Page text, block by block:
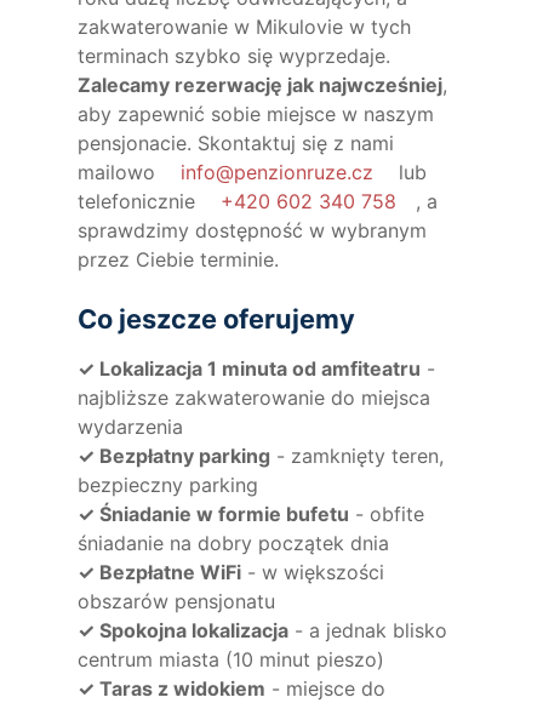
zakwaterowanie w Mikulovie w tych
terminach szybko się wyprzedaje.
Zalecamy rezerwację jak najwcześniej,
aby zapewnić sobie miejsce w naszym
pensjonacie. Skontaktuj się z nami
mailowo
info@penzionruze.cz
lub
telefonicznie
+420 602 340 758
, a
sprawdzimy dostępność w wybranym
przez Ciebie terminie.
Co jeszcze oferujemy
✓ Lokalizacja 1 minuta od amfiteatru -
najbliższe zakwaterowanie do miejsca
wydarzenia
✓ Bezpłatny parking - zamknięty teren,
bezpieczny parking
✓ Śniadanie w formie bufetu - obfite
śniadanie na dobry początek dnia
✓ Bezpłatne WiFi - w większości
obszarów pensjonatu
✓ Spokojna lokalizacja - a jednak blisko
centrum miasta (10 minut pieszo)
✓ Taras z widokiem - miejsce do